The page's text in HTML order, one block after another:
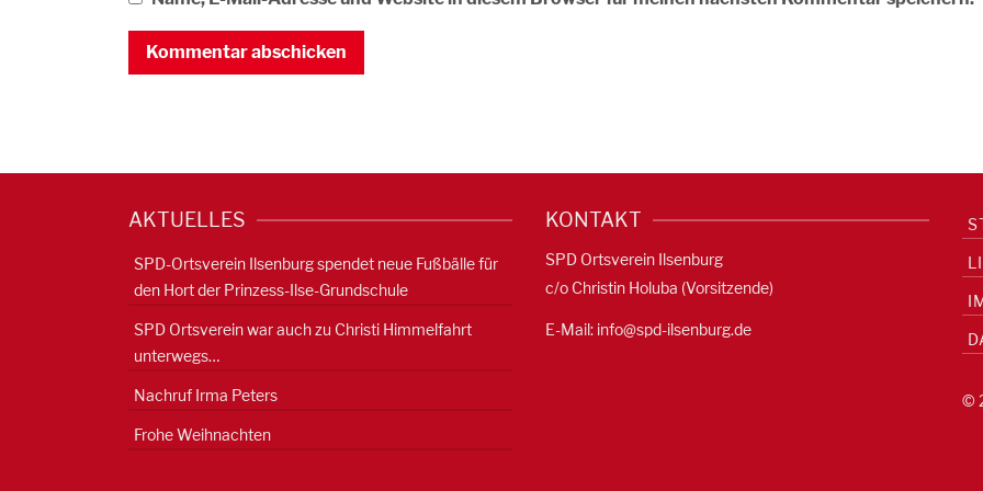
AKTUELLES
SPD-Ortsverein Ilsenburg spendet neue Fußbälle für
den Hort der Prinzess-Ilse-Grundschule
SPD Ortsverein war auch zu Christi Himmelfahrt
unterwegs…
Nachruf Irma Peters
Frohe Weihnachten
KONTAKT
SPD Ortsverein Ilsenburg
c/o Christin Holuba (Vorsitzende)
E-Mail: info@spd-ilsenburg.de
©